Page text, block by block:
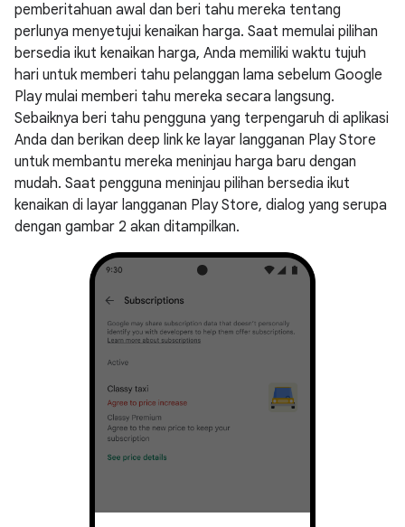
pemberitahuan awal dan beri tahu mereka tentang
perlunya menyetujui kenaikan harga. Saat memulai pilihan
bersedia ikut kenaikan harga, Anda memiliki waktu tujuh
hari untuk memberi tahu pelanggan lama sebelum Google
Play mulai memberi tahu mereka secara langsung.
Sebaiknya beri tahu pengguna yang terpengaruh di aplikasi
Anda dan berikan deep link ke layar langganan Play Store
untuk membantu mereka meninjau harga baru dengan
mudah. Saat pengguna meninjau pilihan bersedia ikut
kenaikan di layar langganan Play Store, dialog yang serupa
dengan gambar 2 akan ditampilkan.